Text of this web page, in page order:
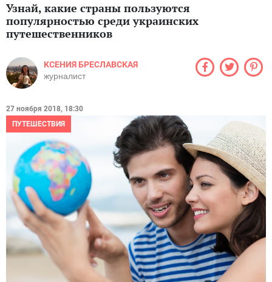
Узнай, какие страны пользуются
популярностью среди украинских
путешественников
КСЕНИЯ БРЕСЛАВСКАЯ
журналист
27 ноября 2018, 18:30
ПУТЕШЕСТВИЯ